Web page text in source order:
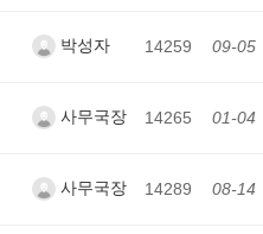
박성자 14259 09-05
사무국장 14265 01-04
사무국장 14289 08-14